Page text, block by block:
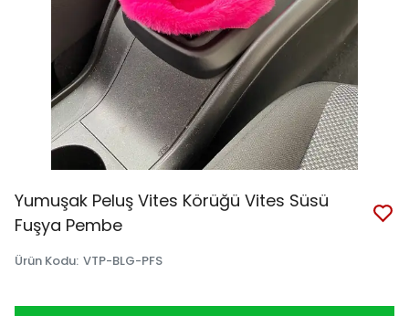
Yumuşak Peluş Vites Körüğü Vites Süsü
Fuşya Pembe
Ürün Kodu: VTP-BLG-PFS